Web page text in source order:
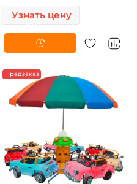
Узнать цену
Предзаказ